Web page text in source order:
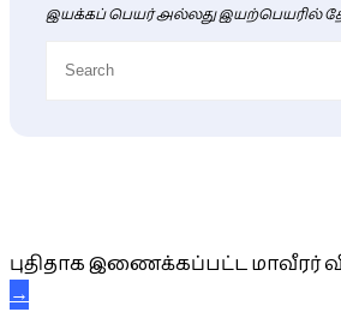
இயக்கப் பெயர் அல்லது இயற்பெயரில்
புதிதாக இணைக்கப்பட்ட மாவீரர்
→